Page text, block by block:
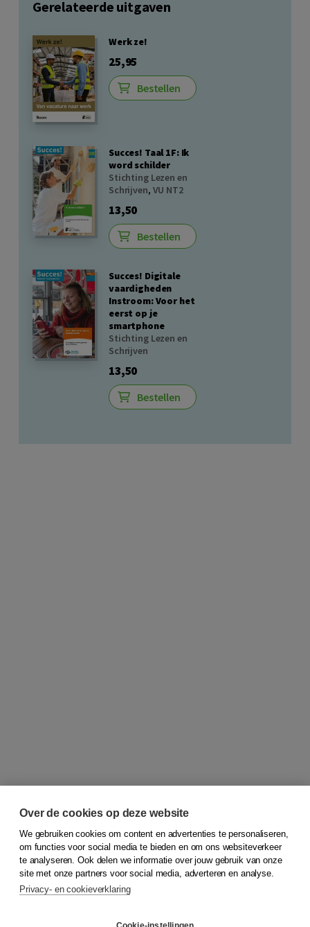
Gerelateerde uitgaven
Werk ze!
25,95
Bestellen
Succes! Taal 1F: Ik
word schilder
Stichting Lezen en
Schrijven, VU NT2
13,50
Bestellen
Succes! Digitale
vaardigheden
Instroom: Voor het
eerst op je
smartphone
Stichting Lezen en
Schrijven
13,50
Bestellen
© 2026Koninklijke Boom uitgevers
Over de cookies op deze website
We gebruiken cookies om content en advertenties te personaliseren,
om functies voor social media te bieden en om ons websiteverkeer
te analyseren. Ook delen we informatie over jouw gebruik van onze
site met onze partners voor social media, adverteren en analyse.
Privacy- en cookieverklaring